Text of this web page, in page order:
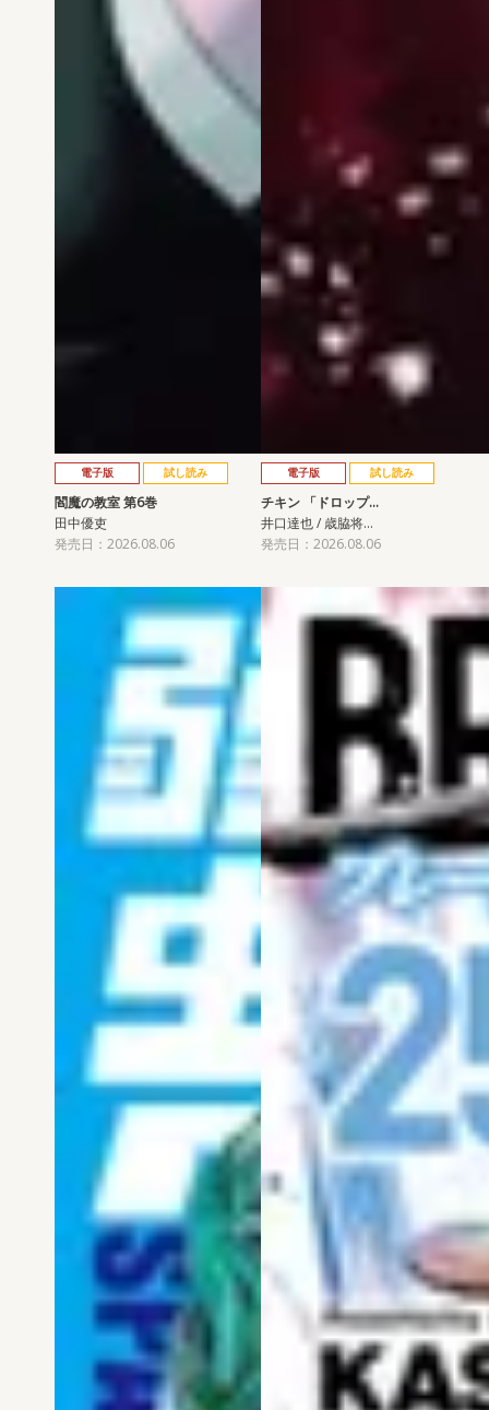
電子版 試し読み
閻魔の教室 第6巻
田中優吏
発売日：2026.08.06
電子版 試し読み
チキン 「ドロップ…
井口達也 / 歳脇将…
発売日：2026.08.06